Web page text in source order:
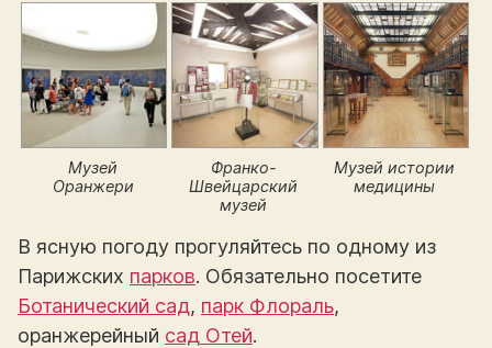
Музей
Оранжери
Франко-
Швейцарский
музей
Музей истории
медицины
В ясную погоду прогуляйтесь по одному из
Парижских парков. Обязательно посетите
Ботанический сад, парк Флораль,
оранжерейный сад Отей.